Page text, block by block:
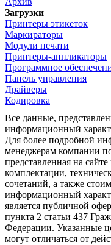
Загрузки
Принтеры этикеток
Маркираторы
Модули печати
Принтеры-аппликаторы
Программное
Панель управления
Драйверы
Кодировка
Все данные,
информационный
Для более подробной
менеджерам компании
представленная на
комплектации,
сочетаний, а также
информационный
является публичной
пункта 2 статьи 437
Федерации. Указанные
могут отличаться от